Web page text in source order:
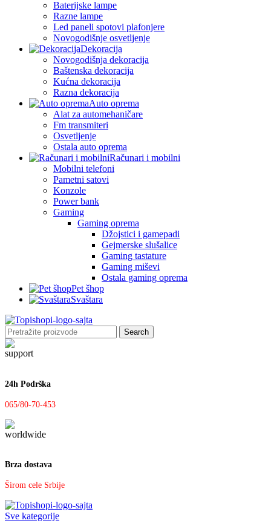
Baterijske lampe
Razne lampe
Led paneli spotovi plafonjere
Novogodišnje osvetljenje
Dekoracija
Novogodišnja dekoracija
Baštenska dekoracija
Kućna dekoracija
Razna dekoracija
Auto oprema
Alat za automehaničare
Fm transmiteri
Osvetljenje
Ostala auto oprema
Računari i mobilni
Mobilni telefoni
Pametni satovi
Konzole
Power bank
Gaming
Gaming oprema
Džojstici i gamepadi
Gejmerske slušalice
Gaming tastature
Gaming miševi
Ostala gaming oprema
Pet šhop
Svaštara
Search
24h Podrška
065/80-70-453
Brza dostava
Širom cele Srbije
Sve kategorije